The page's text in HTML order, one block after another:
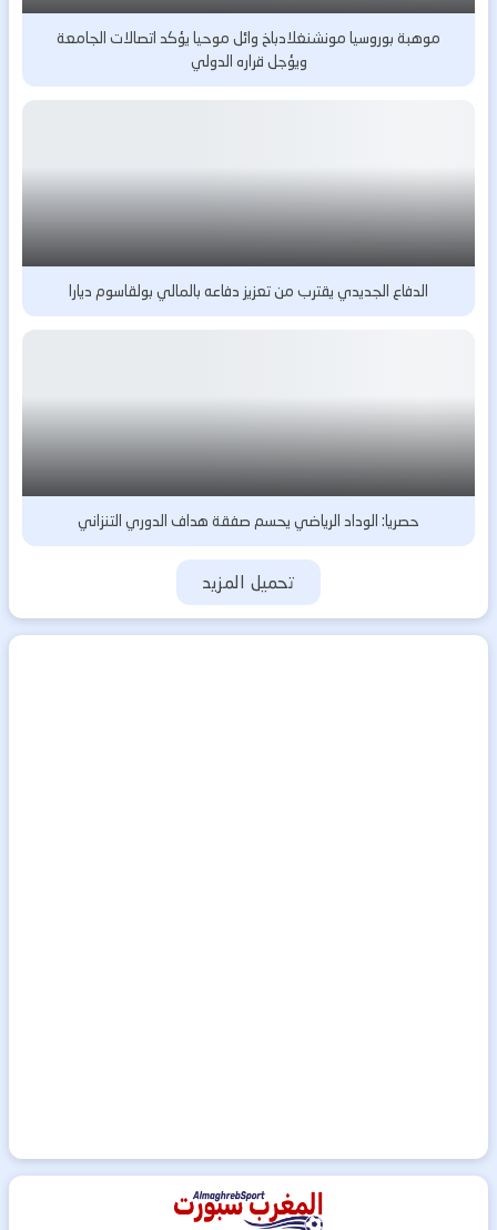
موهبة بوروسيا مونشنغلادباخ وائل موحيا يؤكد اتصالات الجامعة
ويؤجل قراره الدولي
الدفاع الجديدي يقترب من تعزيز دفاعه بالمالي بولقاسوم ديارا
حصريا: الوداد الرياضي يحسم صفقة هداف الدوري التنزاني
تحميل المزيد